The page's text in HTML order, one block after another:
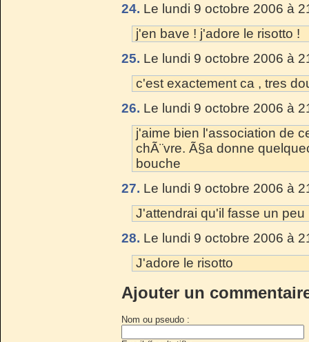
24. Le lundi 9 octobre 2006 à
j'en bave ! j'adore le risotto !
25. Le lundi 9 octobre 2006 à
c'est exactement ca , tres
26. Le lundi 9 octobre 2006 à
j'aime bien l'association de
chÃ¨vre. Ã§a donne
bouche
27. Le lundi 9 octobre 2006 à
J'attendrai qu'il fasse un
28. Le lundi 9 octobre 2006 à
J'adore le risotto
Ajouter un
Nom ou pseudo :